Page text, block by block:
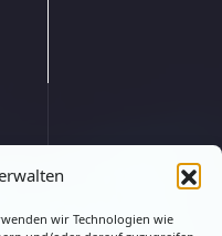
wir Technologien wie